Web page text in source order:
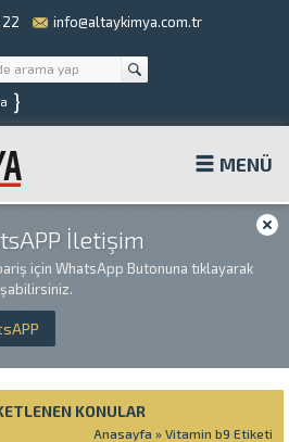
22 info@altaykimya.com.tr
}
MENÜ
İletişim
için WhatsApp Butonuna tıklayarak
KONULAR
Anasayfa » Vitamin b9 Etiketi